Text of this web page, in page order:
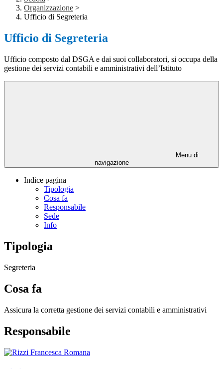
Organizzazione >
Ufficio di Segreteria
Ufficio di Segreteria
Ufficio composto dal DSGA e dai suoi collaboratori, si occupa della
gestione dei servizi contabili e amministrativi dell’Istituto
Menu di
navigazione
Indice pagina
Tipologia
Cosa fa
Responsabile
Sede
Info
Tipologia
Segreteria
Cosa fa
Assicura la corretta gestione dei servizi contabili e amministrativi
Responsabile